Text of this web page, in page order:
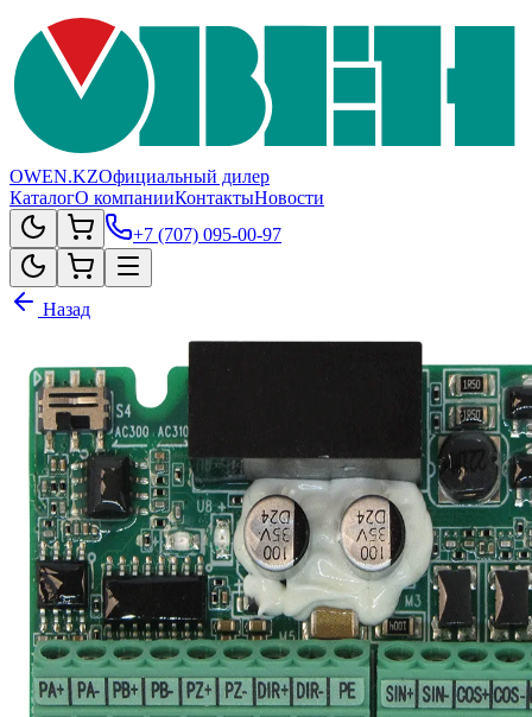
OWEN.KZОфициальный дилер
КаталогО компанииКонтактыНовости
+7 (707) 095-00-97
Назад